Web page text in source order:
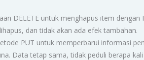
DELETE untuk menghapus item
dan tidak akan ada efek tambahan.
PUT untuk memperbarui informasi
Data tetap sama, tidak peduli berapa